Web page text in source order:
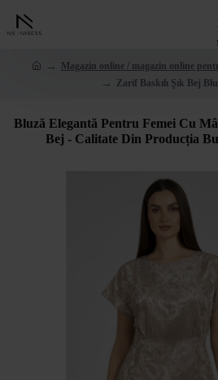
Magazin online / magazin online
Zarif Baskılı Şık Bej
Bluză Elegantă Pentru Femei Cu
Bej - Calitate Din Producția